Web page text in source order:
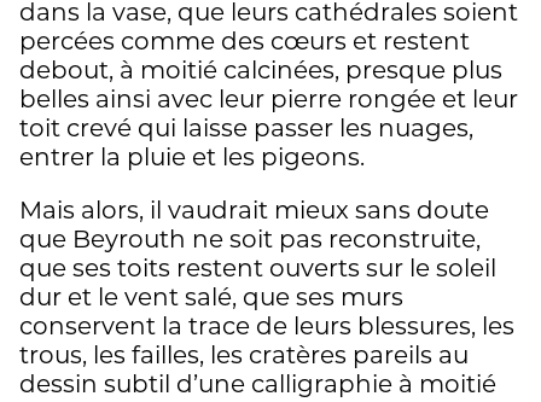
dans la vase, que leurs cathédrales soient
percées comme des cœurs et restent
debout, à moitié calcinées, presque plus
belles ainsi avec leur pierre rongée et leur
toit crevé qui laisse passer les nuages,
entrer la pluie et les pigeons.
Mais alors, il vaudrait mieux sans doute
que Beyrouth ne soit pas reconstruite,
que ses toits restent ouverts sur le soleil
dur et le vent salé, que ses murs
conservent la trace de leurs blessures, les
trous, les failles, les cratères pareils au
dessin subtil d’une calligraphie à moitié